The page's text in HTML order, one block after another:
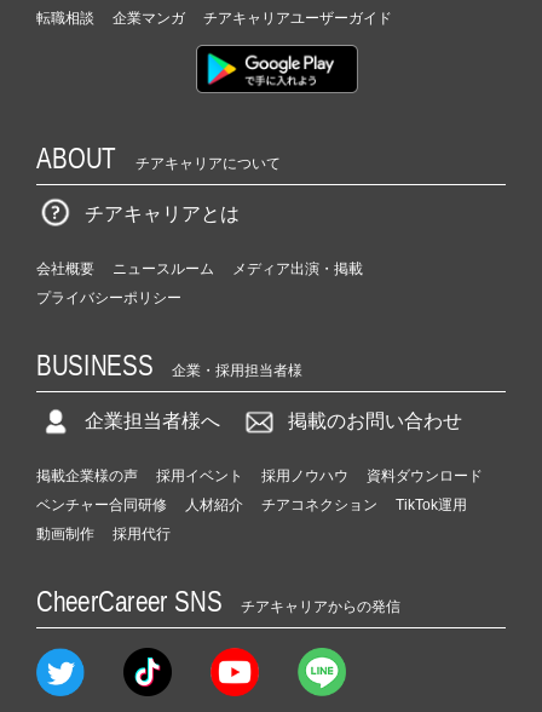
転職相談
企業マンガ チアキャリアユーザーガイド
ABOUT チアキャリアについて
チアキャリアとは
会社概要 ニュースルーム
メディア出演・掲載
プライバシーポリシー
BUSINESS 企業・採用担当者様
企業担当者様へ 掲載のお問い合わせ
掲載企業様の声 採用イベント 採用ノウハウ
資料ダウンロード
ベンチャー合同研修
人材紹介 チアコネクション
TikTok運用
動画制作
採用代行
CheerCareer SNS チアキャリアからの発信